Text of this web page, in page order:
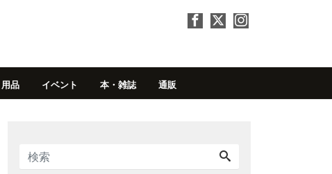
品 イベント 本・雑誌 通販